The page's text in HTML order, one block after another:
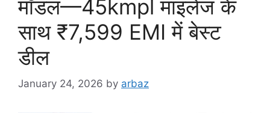
मॉडल—45kmpl माइलेज के
साथ ₹7,599 EMI में बेस्ट
डील
January 24, 2026 by arbaz